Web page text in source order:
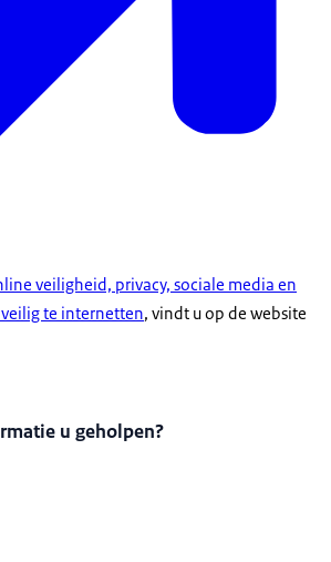
veiligheid, privacy, sociale media en
te internetten, vindt u op de website
u geholpen?